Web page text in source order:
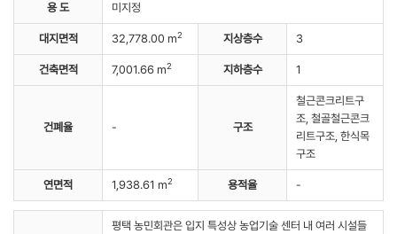
용 도 미지정
대지면적 32,778.00 m2 지상층수 3
건축면적 7,001.66 m2 지하층수 1
건폐율 - 구조
철근콘크리트구
조, 철골철근콘크
리트구조, 한식목
구조
연면적 1,938.61 m2 용적율 -
평택 농민회관은 입지 특성상 농업기술 센터 내 여러 시설들